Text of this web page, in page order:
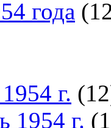
года
г.
1954 г.